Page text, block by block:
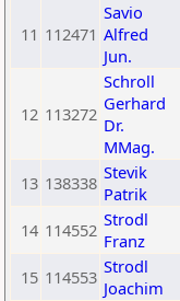
11 112471
Savio
Alfred
Jun.
12 113272
Schroll
Gerhard
Dr.
MMag.
13 138338 Stevik
Patrik
14 114552 Strodl
Franz
15 114553 Strodl
Joachim